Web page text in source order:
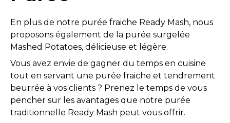
En plus de notre purée fraiche Ready Mash, nous
proposons également de la purée surgelée
Mashed Potatoes, délicieuse et légère.
Vous avez envie de gagner du temps en cuisine
tout en servant une purée fraiche et tendrement
beurrée à vos clients ? Prenez le temps de vous
pencher sur les avantages que notre purée
traditionnelle Ready Mash peut vous offrir.